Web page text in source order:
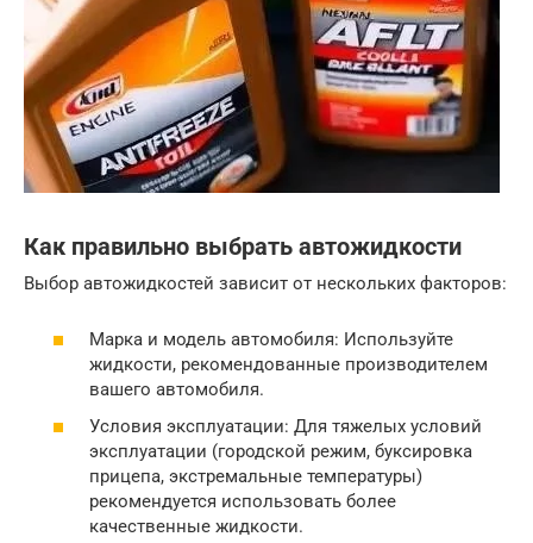
Как правильно выбрать автожидкости
Выбор автожидкостей зависит от нескольких факторов:
Марка и модель автомобиля: Используйте
жидкости, рекомендованные производителем
вашего автомобиля.
Условия эксплуатации: Для тяжелых условий
эксплуатации (городской режим, буксировка
прицепа, экстремальные температуры)
рекомендуется использовать более
качественные жидкости.